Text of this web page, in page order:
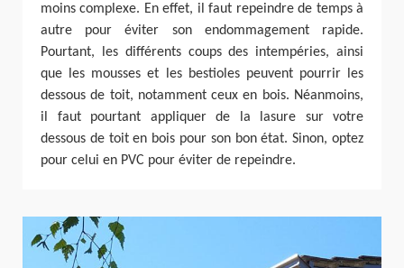
moins complexe. En effet, il faut repeindre de temps à
autre pour éviter son endommagement rapide.
Pourtant, les différents coups des intempéries, ainsi
que les mousses et les bestioles peuvent pourrir les
dessous de toit, notamment ceux en bois. Néanmoins,
il faut pourtant appliquer de la lasure sur votre
dessous de toit en bois pour son bon état. Sinon, optez
pour celui en PVC pour éviter de repeindre.